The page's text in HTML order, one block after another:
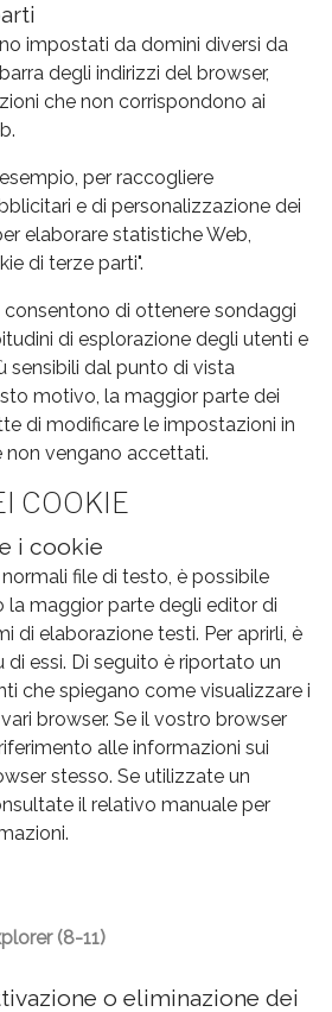
impostati da domini diversi da
degli indirizzi del browser,
che non corrispondono ai
per raccogliere
e di personalizzazione dei
elaborare statistiche Web,
di terze parti".
di ottenere sondaggi
di esplorazione degli utenti e
sensibili dal punto di vista
motivo, la maggior parte dei
di modificare le impostazioni in
vengano accettati.
COOKIE
i cookie
file di testo, è possibile
la maggior parte degli editor di
di elaborazione testi. Per aprirli, è
di essi. Di seguito è riportato un
che spiegano come visualizzare i
browser. Se il vostro browser
alle informazioni sui
stesso. Se utilizzate un
il relativo manuale per
(8-11)
o eliminazione dei